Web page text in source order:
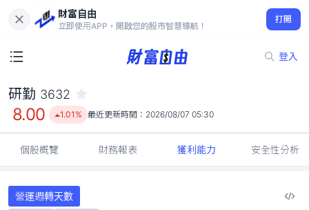
財富自由
立即使用APP，開啟您的股市智慧導航！
打開
登入
8.00
1.01%
研勤 3632
8.00 1.01% 最近更新時間： 2026/08/07 05:30
個股概覽 財務報表 獲利能力 安全性分析
營運週轉天數